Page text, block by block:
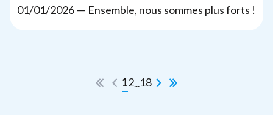
01/01/2026 — Ensemble, nous sommes plus forts !
12... 18